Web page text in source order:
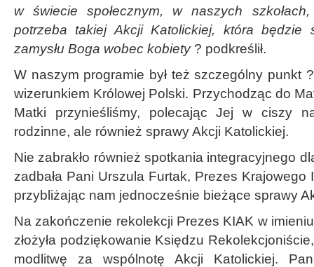
w świecie społecznym, w naszych
potrzeba takiej Akcji Katolickiej, która będzie
zamysłu Boga wobec kobiety? podkreślił.
W naszym programie był też szczególny punkt
wizerunkiem Królowej Polski. Przychodząc do
Matki przynieśliśmy, polecając Jej w ciszy
rodzinne, ale również sprawy Akcji Katolickiej.
Nie zabrakło również spotkania integracyjnego
zadbała Pani Urszula Furtak, Prezes Krajowego
przybliżając nam jednocześnie bieżące sprawy
Na zakończenie rekolekcji Prezes KIAK w
złożyła podziękowanie Księdzu
modlitwę za wspólnotę Akcji Katolickiej.